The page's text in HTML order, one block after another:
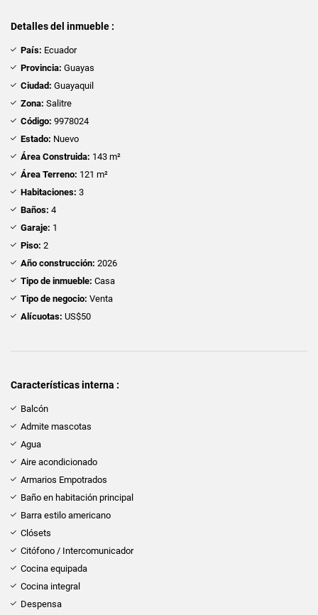
Detalles del inmueble :
País: Ecuador
Provincia: Guayas
Ciudad: Guayaquil
Zona: Salitre
Código: 9978024
Estado: Nuevo
Área Construida: 143 m²
Área Terreno: 121 m²
Habitaciones: 3
Baños: 4
Garaje: 1
Piso: 2
Año construcción: 2026
Tipo de inmueble: Casa
Tipo de negocio: Venta
Alícuotas: US$50
Características interna :
Balcón
Admite mascotas
Agua
Aire acondicionado
Armarios Empotrados
Baño en habitación principal
Barra estilo americano
Clósets
Citófono / Intercomunicador
Cocina equipada
Cocina integral
Despensa